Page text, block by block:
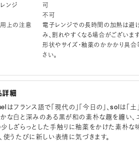
ンジ
可
不可
上の注意
電子レンジでの長時間の加熱は避
み、割れやすくなる場合がございます
形状やサイズ・釉薬のかかかり具
さい。
詳細
はフランス語で「現代の」「今日の」、solは「土
な白と深みのある黒が和の素朴な趣を纏い
しざらっとした手触りに釉薬をかけた素朴な
使うたびに新しい表情に気づきます。